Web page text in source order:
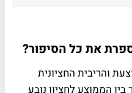
את כל הסיפור?
והריבית החציונית
הממוצע לחציון נובע